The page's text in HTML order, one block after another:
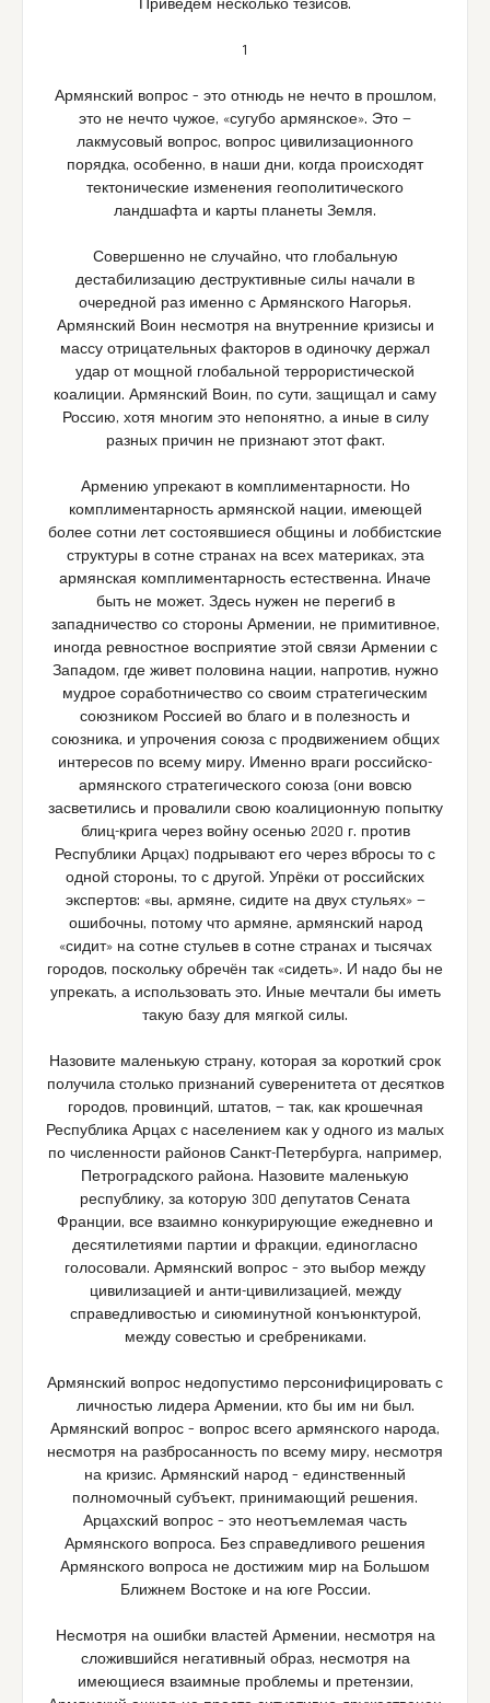
Приведём несколько тезисов.
1
Армянский вопрос – это отнюдь не нечто в прошлом,
это не нечто чужое, «сугубо армянское». Это —
лакмусовый вопрос, вопрос цивилизационного
порядка, особенно, в наши дни, когда происходят
тектонические изменения геополитического
ландшафта и карты планеты Земля.
Совершенно не случайно, что глобальную
дестабилизацию деструктивные силы начали в
очередной раз именно с Армянского Нагорья.
Армянский Воин несмотря на внутренние кризисы и
массу отрицательных факторов в одиночку держал
удар от мощной глобальной террористической
коалиции. Армянский Воин, по сути, защищал и саму
Россию, хотя многим это непонятно, а иные в силу
разных причин не признают этот факт.
Армению упрекают в комплиментарности. Но
комплиментарность армянской нации, имеющей
более сотни лет состоявшиеся общины и лоббистские
структуры в сотне странах на всех материках, эта
армянская комплиментарность естественна. Иначе
быть не может. Здесь нужен не перегиб в
западничество со стороны Армении, не примитивное,
иногда ревностное восприятие этой связи Армении с
Западом, где живет половина нации, напротив, нужно
мудрое соработничество со своим стратегическим
союзником Россией во благо и в полезность и
союзника, и упрочения союза с продвижением общих
интересов по всему миру. Именно враги российско-
армянского стратегического союза (они вовсю
засветились и провалили свою коалиционную попытку
блиц-крига через войну осенью 2020 г. против
Республики Арцах) подрывают его через вбросы то с
одной стороны, то с другой. Упрёки от российских
экспертов: «вы, армяне, сидите на двух стульях» —
ошибочны, потому что армяне, армянский народ
«сидит» на сотне стульев в сотне странах и тысячах
городов, поскольку обречён так «сидеть». И надо бы не
упрекать, а использовать это. Иные мечтали бы иметь
такую базу для мягкой силы.
Назовите маленькую страну, которая за короткий срок
получила столько признаний суверенитета от десятков
городов, провинций, штатов, — так, как крошечная
Республика Арцах с населением как у одного из малых
по численности районов Санкт-Петербурга, например,
Петроградского района. Назовите маленькую
республику, за которую 300 депутатов Сената
Франции, все взаимно конкурирующие ежедневно и
десятилетиями партии и фракции, единогласно
голосовали. Армянский вопрос – это выбор между
цивилизацией и анти-цивилизацией, между
справедливостью и сиюминутной конъюнктурой,
между совестью и сребрениками.
Армянский вопрос недопустимо персонифицировать с
личностью лидера Армении, кто бы им ни был.
Армянский вопрос – вопрос всего армянского народа,
несмотря на разбросанность по всему миру, несмотря
на кризис. Армянский народ – единственный
полномочный субъект, принимающий решения.
Арцахский вопрос – это неотъемлемая часть
Армянского вопроса. Без справедливого решения
Армянского вопроса не достижим мир на Большом
Ближнем Востоке и на юге России.
Несмотря на ошибки властей Армении, несмотря на
сложившийся негативный образ, несмотря на
имеющиеся взаимные проблемы и претензии,